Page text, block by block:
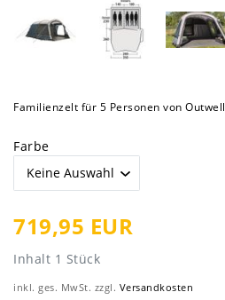
Familienzelt für 5 Personen von Outwell
Farbe
719,95 EUR
Inhalt 1 Stück
inkl. ges. MwSt. zzgl. Versandkosten